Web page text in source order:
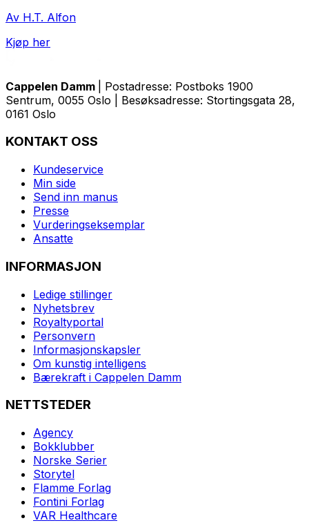
Av H.T. Alfon
Kjøp her
Cappelen Damm
| Postadresse: Postboks 1900
Sentrum, 0055 Oslo | Besøksadresse: Stortingsgata 28,
0161 Oslo
KONTAKT OSS
Kundeservice
Min side
Send inn manus
Presse
Vurderingseksemplar
Ansatte
INFORMASJON
Ledige stillinger
Nyhetsbrev
Royaltyportal
Personvern
Informasjonskapsler
Om kunstig intelligens
Bærekraft i Cappelen Damm
NETTSTEDER
Agency
Bokklubber
Norske Serier
Storytel
Flamme Forlag
Fontini Forlag
VAR Healthcare